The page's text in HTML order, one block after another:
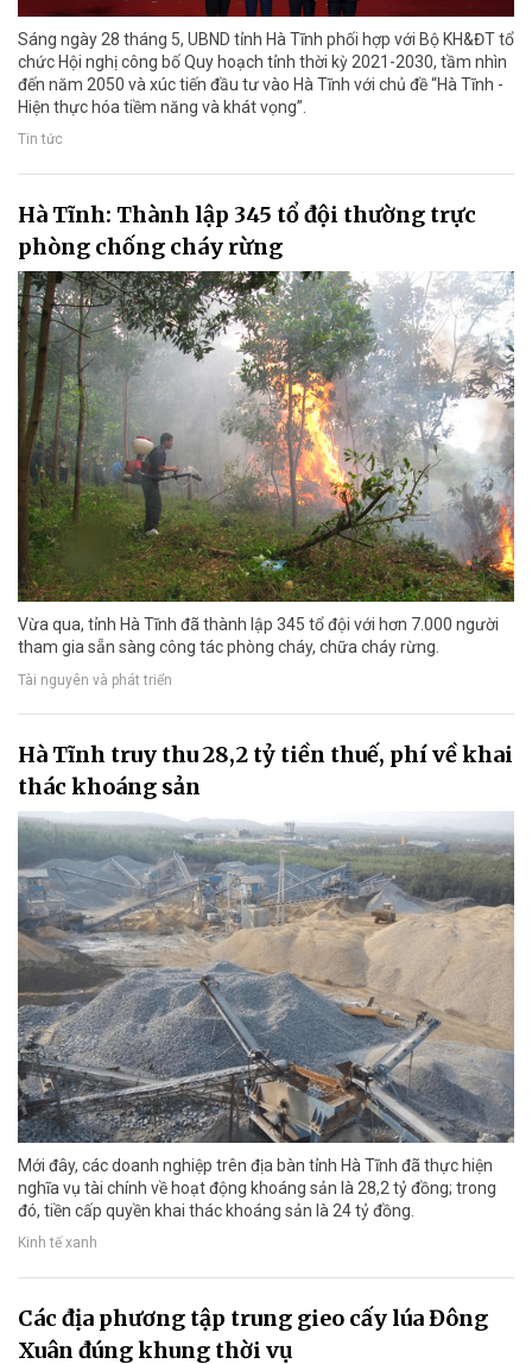
Sáng ngày 28 tháng 5, UBND tỉnh Hà Tĩnh phối hợp với Bộ KH&ĐT tổ
chức Hội nghị công bố Quy hoạch tỉnh thời kỳ 2021-2030, tầm nhìn
đến năm 2050 và xúc tiến đầu tư vào Hà Tĩnh với chủ đề “Hà Tĩnh -
Hiện thực hóa tiềm năng và khát vọng”.
Tin tức
Hà Tĩnh: Thành lập 345 tổ đội thường trực
phòng chống cháy rừng
Vừa qua, tỉnh Hà Tĩnh đã thành lập 345 tổ đội với hơn 7.000 người
tham gia sẵn sàng công tác phòng cháy, chữa cháy rừng.
Tài nguyên và phát triển
Hà Tĩnh truy thu 28,2 tỷ tiền thuế, phí về khai
thác khoáng sản
Mới đây, các doanh nghiệp trên địa bàn tỉnh Hà Tĩnh đã thực hiện
nghĩa vụ tài chính về hoạt động khoáng sản là 28,2 tỷ đồng; trong
đó, tiền cấp quyền khai thác khoáng sản là 24 tỷ đồng.
Kinh tế xanh
Các địa phương tập trung gieo cấy lúa Đông
Xuân đúng khung thời vụ